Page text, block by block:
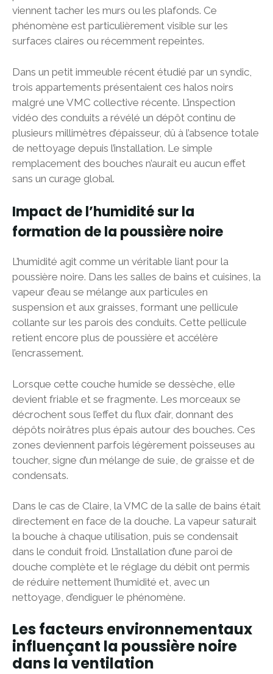
viennent tacher les murs ou les plafonds. Ce
phénomène est particulièrement visible sur les
surfaces claires ou récemment repeintes.
Dans un petit immeuble récent étudié par un syndic,
trois appartements présentaient ces halos noirs
malgré une VMC collective récente. L’inspection
vidéo des conduits a révélé un dépôt continu de
plusieurs millimètres d’épaisseur, dû à l’absence totale
de nettoyage depuis l’installation. Le simple
remplacement des bouches n’aurait eu aucun effet
sans un curage global.
Impact de l’humidité sur la
formation de la poussière noire
L’humidité agit comme un véritable liant pour la
poussière noire. Dans les salles de bains et cuisines, la
vapeur d’eau se mélange aux particules en
suspension et aux graisses, formant une pellicule
collante sur les parois des conduits. Cette pellicule
retient encore plus de poussière et accélère
l’encrassement.
Lorsque cette couche humide se dessèche, elle
devient friable et se fragmente. Les morceaux se
décrochent sous l’effet du flux d’air, donnant des
dépôts noirâtres plus épais autour des bouches. Ces
zones deviennent parfois légèrement poisseuses au
toucher, signe d’un mélange de suie, de graisse et de
condensats.
Dans le cas de Claire, la VMC de la salle de bains était
directement en face de la douche. La vapeur saturait
la bouche à chaque utilisation, puis se condensait
dans le conduit froid. L’installation d’une paroi de
douche complète et le réglage du débit ont permis
de réduire nettement l’humidité et, avec un
nettoyage, d’endiguer le phénomène.
Les facteurs environnementaux
influençant la poussière noire
dans la ventilation